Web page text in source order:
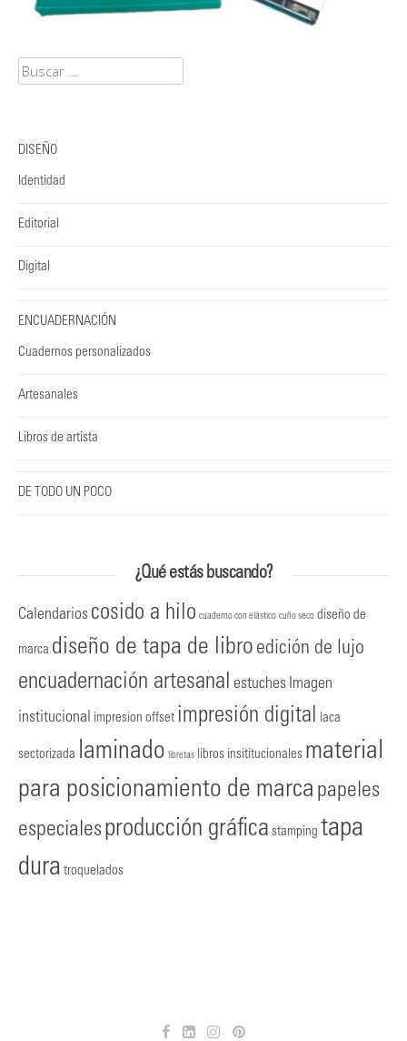
Buscar:
DISEÑO
Identidad
Editorial
Digital
ENCUADERNACIÓN
Cuadernos personalizados
Artesanales
Libros de artista
DE TODO UN POCO
¿Qué estás buscando?
Calendarios cosido a hilo cuaderno con elástico cuño seco diseño de
marca diseño de tapa de libro edición de lujo
encuadernación artesanal estuches Imagen
institucional impresion offset impresión digital laca
sectorizada laminado libretas libros insititucionales material
para posicionamiento de marca papeles
especialesproducción gráfica stamping tapa
dura troquelados